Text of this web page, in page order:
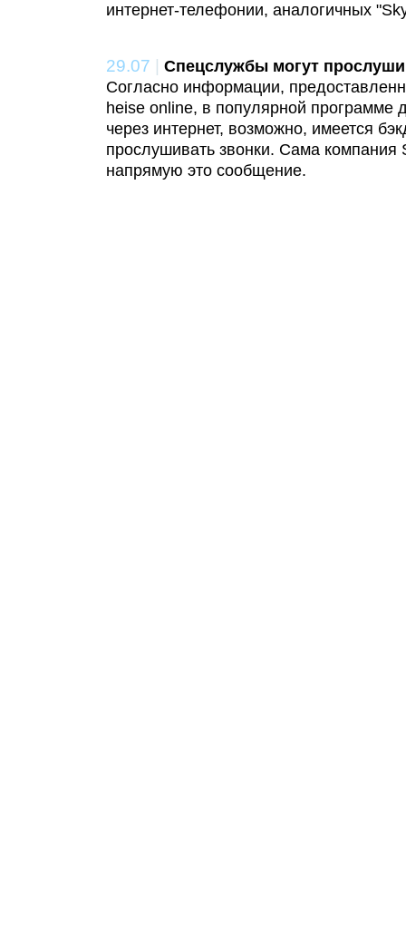
интернет-телефонии, аналогичных
29.07 | Спецслужбы могут
Согласно информации,
heise online, в популярной программе
через интернет, возможно, имеется
прослушивать звонки. Сама компания
напрямую это сообщение.